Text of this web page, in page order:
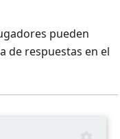
pueden
de respuestas en el